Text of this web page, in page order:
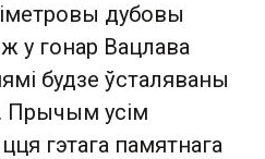
дубовы
у гонар Вацлава
будзе ўсталяваны
Прычым усім
гэтага памятнага